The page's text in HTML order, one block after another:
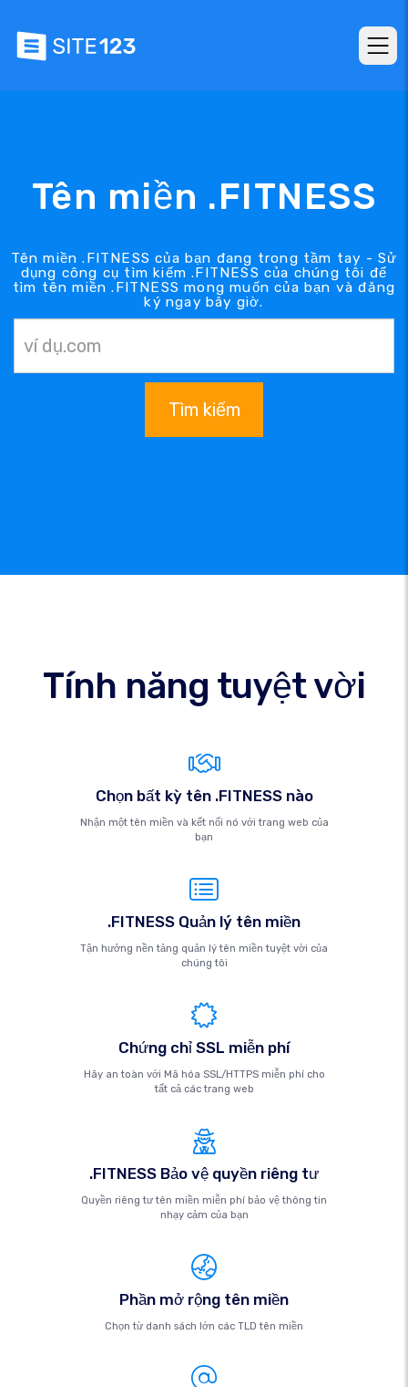
Tên miền .FITNESS
Tên miền .FITNESS của bạn đang trong tầm tay - Sử
dụng công cụ tìm kiếm .FITNESS của chúng tôi để
tìm tên miền .FITNESS mong muốn của bạn và đăng
ký ngay bây giờ.
Tìm kiếm
Tính năng tuyệt vời
Chọn bất kỳ tên .FITNESS nào
Nhận một tên miền và kết nối nó với trang web của
bạn
.FITNESS Quản lý tên miền
Tận hưởng nền tảng quản lý tên miền tuyệt vời của
chúng tôi
Chứng chỉ SSL miễn phí
Hãy an toàn với Mã hóa SSL/HTTPS miễn phí cho
tất cả các trang web
.FITNESS Bảo vệ quyền riêng tư
Quyền riêng tư tên miền miễn phí bảo vệ thông tin
nhạy cảm của bạn
Phần mở rộng tên miền
Chọn từ danh sách lớn các TLD tên miền